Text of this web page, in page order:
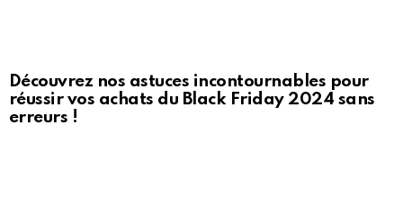
Découvrez nos astuces incontournables pour
réussir vos achats du Black Friday 2024 sans
erreurs !